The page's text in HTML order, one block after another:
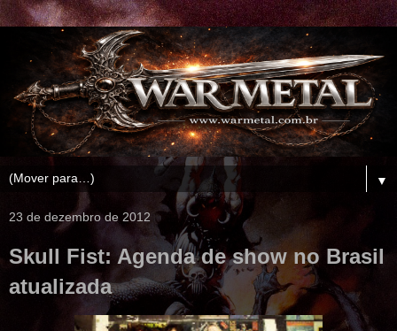
▼
23 de dezembro de 2012
Skull Fist: Agenda de show no Brasil
atualizada